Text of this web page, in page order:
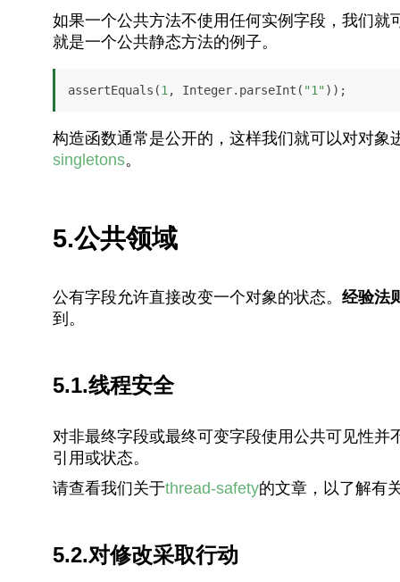
如果一个公共方法不使用任何实例字段，我们就
就是一个公共静态方法的例子。
assertEquals(1, Integer.parseInt( "1" ));
构造函数通常是公开的，这样我们就可以对对
singletons。
5.公共领域
公有字段允许直接改变一个对象的状态。 经验法
到。
5.1.线程安全
对非最终字段或最终可变字段使用公共可见性
引用或状态。
请查看我们关于thread-safety的文章，以了解有
5.2.对修改采取行动